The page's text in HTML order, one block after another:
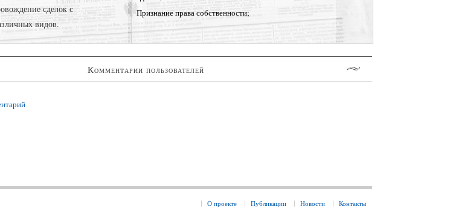
сделок с
видов.
Признание права собственности;
Комментарии пользователей
О проекте Публикации Новости Контакты